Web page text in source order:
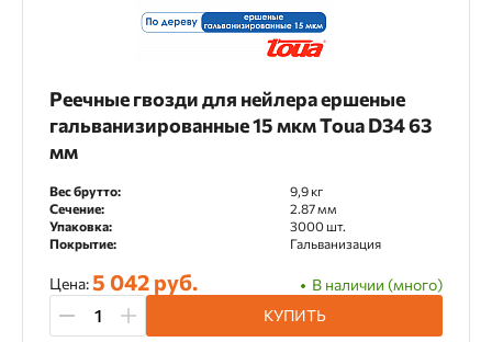
Для пистолетов для герметика
Для циркулярных пил
Инженерные системы
Каркасное домостроение
Кровельные работы
Мебельное производство
Монтаж OSB
Реечные гвозди для нейлера ершеные
гальванизированные 15 мкм Toua D34 63
мм
Вес брутто:
9,9 кг
Сечение:
2.87 мм
Упаковка:
3000 шт.
Покрытие:
Гальванизация
Цена:5 042 руб.
В наличии (много)
КУПИТЬ